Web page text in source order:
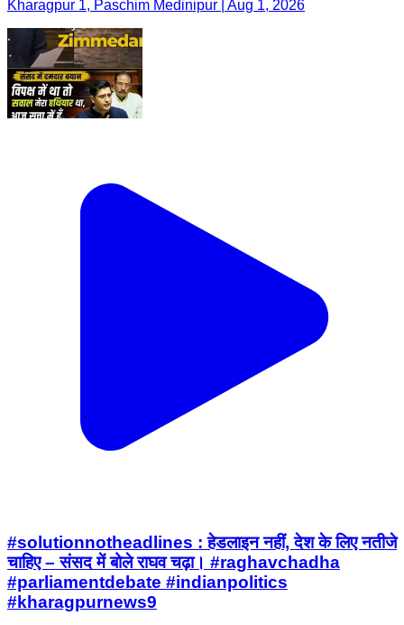
Kharagpur 1, Paschim Medinipur | Aug 1, 2026
#solutionnotheadlines : हेडलाइन नहीं, देश के लिए नतीजे
चाहिए – संसद में बोले राघव चढ़ा। #raghavchadha
#parliamentdebate #indianpolitics
#kharagpurnews9